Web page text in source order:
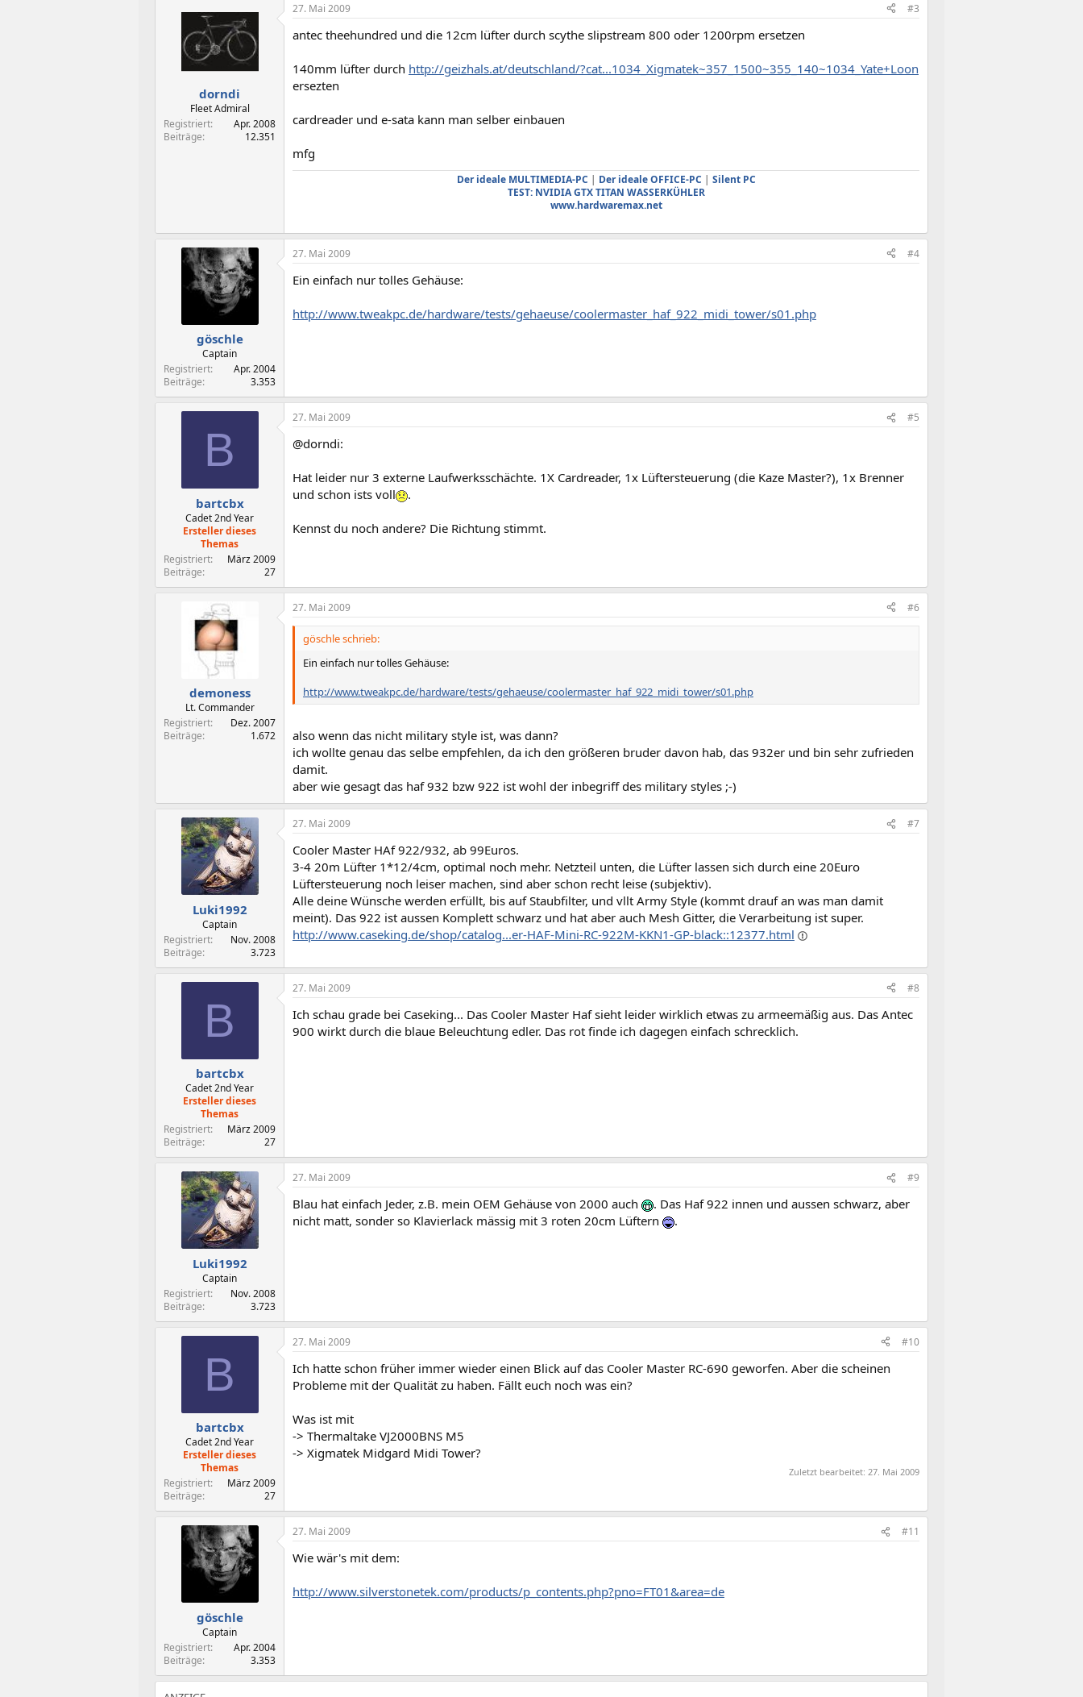
dorndi
Fleet Admiral
Registriert
Apr. 2008
Beiträge
12.351
27. Mai 2009 #3
antec theehundred und die 12cm lüfter durch scythe slipstream 800 oder 1200rpm ersetzen
140mm lüfter durch http://geizhals.at/deutschland/?cat...1034_Xigmatek~357_1500~355_140~1034_Yate+Loon
ersezten
cardreader und e-sata kann man selber einbauen
mfg
Der ideale MULTIMEDIA-PC | Der ideale OFFICE-PC | Silent PC
TEST: NVIDIA GTX TITAN WASSERKÜHLER
www.hardwaremax.net
göschle
Captain
Registriert
Apr. 2004
Beiträge
3.353
27. Mai 2009 #4
Ein einfach nur tolles Gehäuse:
http://www.tweakpc.de/hardware/tests/gehaeuse/coolermaster_haf_922_midi_tower/s01.php
B
bartcbx
Cadet 2nd Year
Ersteller dieses
Themas
Registriert
März 2009
Beiträge
27
27. Mai 2009 #5
@dorndi:
Hat leider nur 3 externe Laufwerksschächte. 1X Cardreader, 1x Lüftersteuerung (die Kaze Master?), 1x Brenner
und schon ists voll
.
Kennst du noch andere? Die Richtung stimmt.
demoness
Lt. Commander
Registriert
Dez. 2007
Beiträge
1.672
27. Mai 2009 #6
göschle schrieb:
Ein einfach nur tolles Gehäuse:
http://www.tweakpc.de/hardware/tests/gehaeuse/coolermaster_haf_922_midi_tower/s01.php
also wenn das nicht military style ist, was dann?
ich wollte genau das selbe empfehlen, da ich den größeren bruder davon hab, das 932er und bin sehr zufrieden
damit.
aber wie gesagt das haf 932 bzw 922 ist wohl der inbegriff des military styles ;-)
Luki1992
Captain
Registriert
Nov. 2008
Beiträge
3.723
27. Mai 2009 #7
Cooler Master HAf 922/932, ab 99Euros.
3-4 20m Lüfter 1*12/4cm, optimal noch mehr. Netzteil unten, die Lüfter lassen sich durch eine 20Euro
Lüftersteuerung noch leiser machen, sind aber schon recht leise (subjektiv).
Alle deine Wünsche werden erfüllt, bis auf Staubfilter, und vllt Army Style (kommt drauf an was man damit
meint). Das 922 ist aussen Komplett schwarz und hat aber auch Mesh Gitter, die Verarbeitung ist super.
http://www.caseking.de/shop/catalog...er-HAF-Mini-RC-922M-KKN1-GP-black::12377.html
B
bartcbx
Cadet 2nd Year
Ersteller dieses
Themas
Registriert
März 2009
Beiträge
27
27. Mai 2009 #8
Ich schau grade bei Caseking... Das Cooler Master Haf sieht leider wirklich etwas zu armeemäßig aus. Das Antec
900 wirkt durch die blaue Beleuchtung edler. Das rot finde ich dagegen einfach schrecklich.
Luki1992
Captain
Registriert
Nov. 2008
Beiträge
3.723
27. Mai 2009 #9
Blau hat einfach Jeder, z.B. mein OEM Gehäuse von 2000 auch
. Das Haf 922 innen und aussen schwarz, aber
nicht matt, sonder so Klavierlack mässig mit 3 roten 20cm Lüftern
.
B
bartcbx
Cadet 2nd Year
Ersteller dieses
Themas
Registriert
März 2009
Beiträge
27
27. Mai 2009 #10
Ich hatte schon früher immer wieder einen Blick auf das Cooler Master RC-690 geworfen. Aber die scheinen
Probleme mit der Qualität zu haben. Fällt euch noch was ein?
Was ist mit
-> Thermaltake VJ2000BNS M5
-> Xigmatek Midgard Midi Tower?
Zuletzt bearbeitet: 27. Mai 2009
göschle
Captain
Registriert
Apr. 2004
Beiträge
3.353
27. Mai 2009 #11
Wie wär's mit dem:
http://www.silverstonetek.com/products/p_contents.php?pno=FT01&area=de